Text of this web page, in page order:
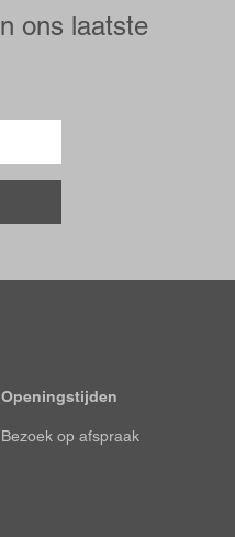
ons laatste
Openingstijden
Bezoek op afspraak